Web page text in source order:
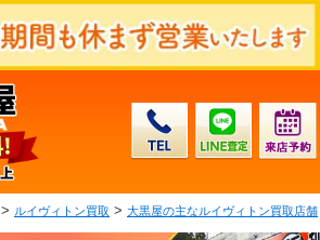
> ルイヴィトン買取 > 大黒屋の主なルイヴィトン買取店舗